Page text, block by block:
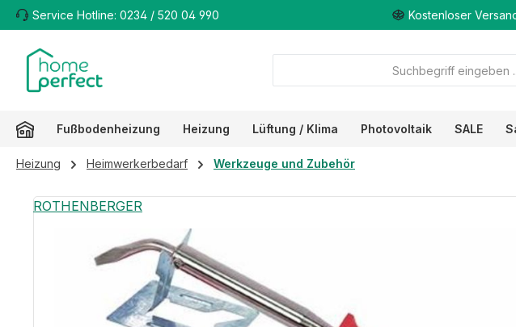
Hauptinhalt springen
Zur Suche springen
Zur Hauptnavigation springen
Service Hotline: 0234 / 520 04 990 Kostenloser
Fußbodenheizung Heizung Lüftung / Klima Photovoltaik SALE
Heizung Heimwerkerbedarf Werkzeuge und Zubehör
ROTHENBERGER
Bildergalerie überspringen